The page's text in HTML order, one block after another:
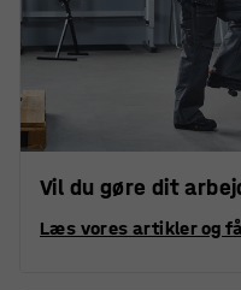
Vil du gøre dit
Læs vores artikler og